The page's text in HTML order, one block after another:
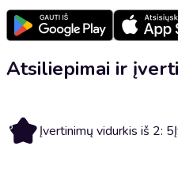
Atsiliepimai ir
5 Įvertinimų vidurkis iš 2: 5